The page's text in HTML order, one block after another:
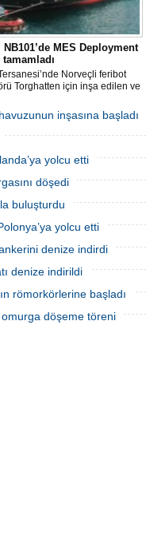
NB101’de MES Deployment
Norveçli feribot
Torghatten için inşa edilen ve
gerçekleştirilen MES (Marine
System) Deployment Testi
tamamlandı.
inşasına başladı
yolcu etti
döşedi
buluşturdu
yolcu etti
denize indirdi
denize indirildi
römorkörlerine başladı
omurga döşeme töreni